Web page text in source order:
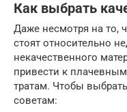
Как выбрать
Даже несмотря на то,
стоят относительно
некачественного
привести к
тратам. Чтобы
советам: